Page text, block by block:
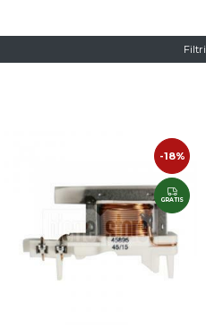
Filtri
-18%
GRATIS